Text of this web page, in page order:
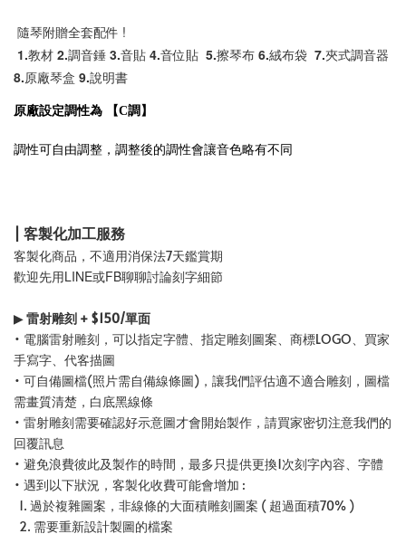
隨琴附贈全套配件 !
1.教材 2.調音錘 3.音貼 4.音位貼  5.擦琴布 6.絨布袋  7.夾式調音器
8.原廠琴盒 9.說明書
原廠設定調性為 【C調】
調性可自由調整，調整後的調性會讓音色略有不同
| 客製化加工服務
客製化商品，不適用消保法7天鑑賞期
歡迎先用LINE或FB聊聊討論刻字細節
▶雷射雕刻 + $150/單面
• 電腦雷射雕刻，可以指定字體、指定雕刻圖案、商標LOGO、買家
手寫字、代客描圖
• 可自備圖檔(照片需自備線條圖)，讓我們評估適不適合雕刻，圖檔
需畫質清楚，白底黑線條
• 雷射雕刻需要確認好示意圖才會開始製作，請買家密切注意我們的
回覆訊息
• 避免浪費彼此及製作的時間，最多只提供更換1次刻字內容、字體
• 遇到以下狀況，客製化收費可能會增加 :
1. 過於複雜圖案，非線條的大面積雕刻圖案 ( 超過面積70% )
2. 需要重新設計製圖的檔案